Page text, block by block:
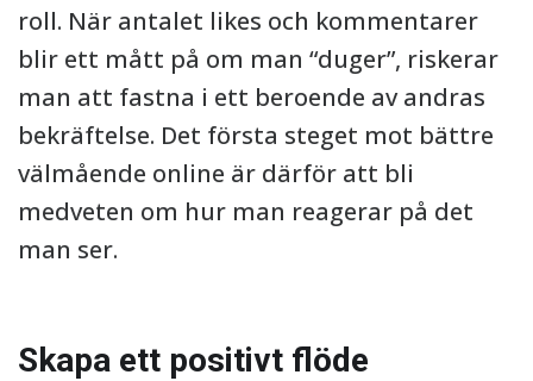
roll. När antalet likes och kommentarer
blir ett mått på om man “duger”, riskerar
man att fastna i ett beroende av andras
bekräftelse. Det första steget mot bättre
välmående online är därför att bli
medveten om hur man reagerar på det
man ser.
Skapa ett positivt flöde